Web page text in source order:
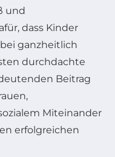
und
dass Kinder
ganzheitlich
durchdachte
Beitrag
Miteinander
erfolgreichen